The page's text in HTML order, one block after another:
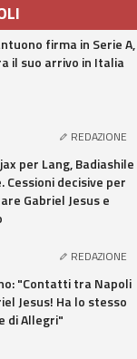
firma in Serie A,
il suo arrivo in Italia
REDAZIONE
per Lang, Badiashile
Cessioni decisive per
Gabriel Jesus e
REDAZIONE
"Contatti tra Napoli
Jesus! Ha lo stesso
di Allegri"